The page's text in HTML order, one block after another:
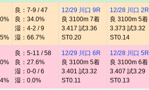
良：7-9 / 47
良：34.0%
湿：4-2 / 9
湿：66.7%
12/29 川口 9R
良 3100m 7着
3.417 試3.36
ST0.20
12/28 川口 2R
良 3100m 5着
3.373 試3.32
ST0.14
良：5-11 / 58
良：27.6%
湿：0-0 / 6
湿：0.0%
12/29 川口 6R
良 3100m 5着
3.401 試3.32
ST0.11
12/28 川口 5R
良 3100m 6着
3.407 試3.29
ST0.13